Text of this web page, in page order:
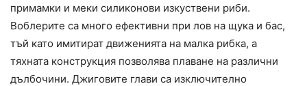
примамки и меки силиконови изкуствени риби.
Воблерите са много ефективни при лов на щука и бас,
тъй като имитират движенията на малка рибка, а
тяхната конструкция позволява плаване на различни
дълбочини. Джиговите глави са изключително